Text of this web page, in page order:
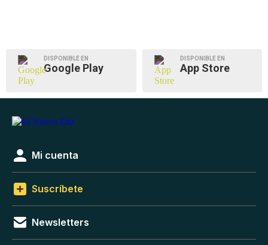
DISPONIBLE EN
Google Play
DISPONIBLE EN
App Store
Mi cuenta
Suscríbete
Newsletters